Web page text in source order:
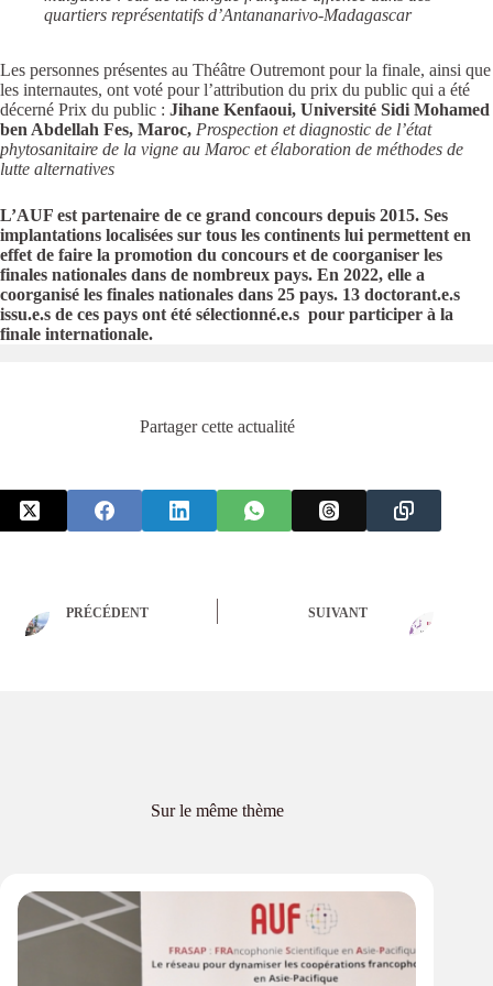
quartiers représentatifs d’Antananarivo-Madagascar
Les personnes présentes au Théâtre Outremont pour la finale, ainsi que
les internautes, ont voté pour l’attribution du prix du public qui a été
décerné Prix du public : Jihane Kenfaoui, Université Sidi Mohamed
ben Abdellah Fes, Maroc, Prospection et diagnostic de l’état
phytosanitaire de la vigne au Maroc et élaboration de méthodes de
lutte alternatives
L’AUF est partenaire de ce grand concours depuis 2015. Ses
implantations localisées sur tous les continents lui permettent en
effet de faire la promotion du concours et de coorganiser les
finales nationales dans de nombreux pays. En 2022, elle a
coorganisé les finales nationales dans 25 pays. 13 doctorant.e.s
issu.e.s de ces pays ont été sélectionné.e.s pour participer à la
finale internationale.
Partager cette actualité
PRÉCÉDENT SUIVANT
Sur le même thème